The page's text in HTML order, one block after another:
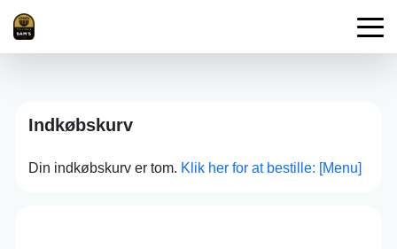
Indkøbskurv
Din indkøbskurv er tom. Klik her for at bestille: [Menu]